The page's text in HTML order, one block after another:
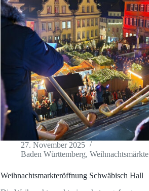
27. November 2025
Baden Württemberg, Weihnachtsmärkte
Weihnachtsmarkteröffnung Schwäbisch Hall